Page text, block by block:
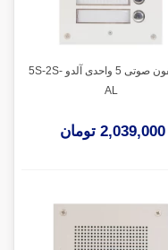
پنل آیفون صوتی 5 واحدی آلدو 5S-2S-
AL
2,039,000 تومان